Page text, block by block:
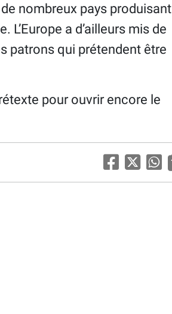
nombreux pays produisant
a d’ailleurs mis de
patrons qui prétendent être
pour ouvrir encore le